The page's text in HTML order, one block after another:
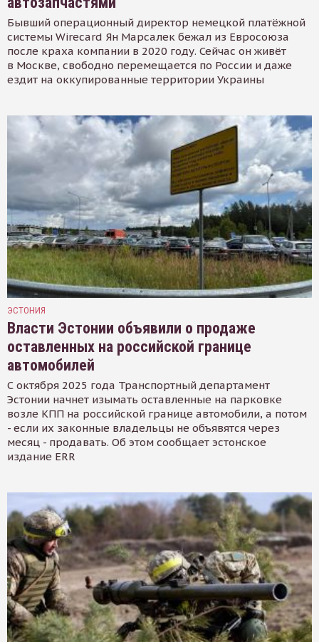
Бывший операционный директор немецкой платёжной
системы Wirecard Ян Марсалек бежал из Евросоюза
после краха компании в 2020 году. Сейчас он живёт
в Москве, свободно перемещается по России и даже
ездит на оккупированные территории Украины
ЭСТОНИЯ
Власти Эстонии объявили о продаже
оставленных на российской границе
автомобилей
С октября 2025 года Транспортный департамент
Эстонии начнет изымать оставленные на парковке
возле КПП на российской границе автомобили, а потом
- если их законные владельцы не объявятся через
месяц - продавать. Об этом сообщает эстонское
издание ERR